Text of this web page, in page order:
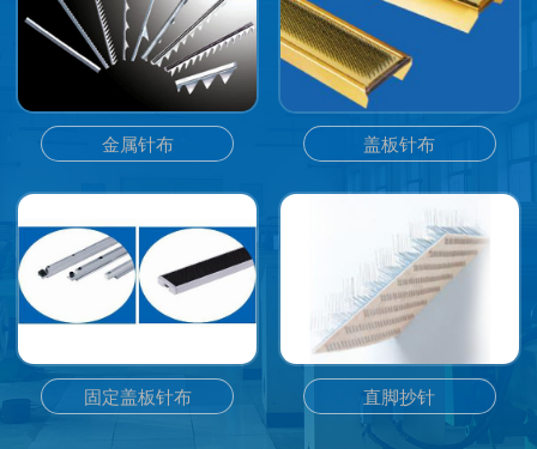
金属针布 盖板针布
固定盖板针布 直脚抄针